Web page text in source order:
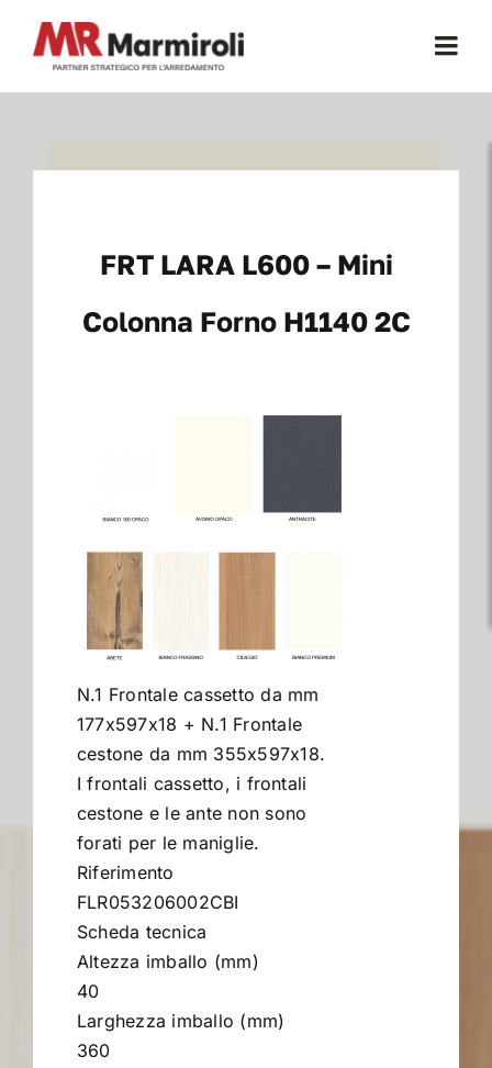
contenuto
Certificazioni
Mobili Per Cucina
Mobili Per Ufficio
Contract
Lavora con Noi
Contatti
FRT LARA L600 – Mini
Colonna Forno H1140 2C
N.1 Frontale cassetto da mm
177x597x18 + N.1 Frontale
cestone da mm 355x597x18.
I frontali cassetto, i frontali
cestone e le ante non sono
forati per le maniglie.
Riferimento
FLR053206002CBI
Scheda tecnica
Altezza imballo (mm)
40
Larghezza imballo (mm)
360